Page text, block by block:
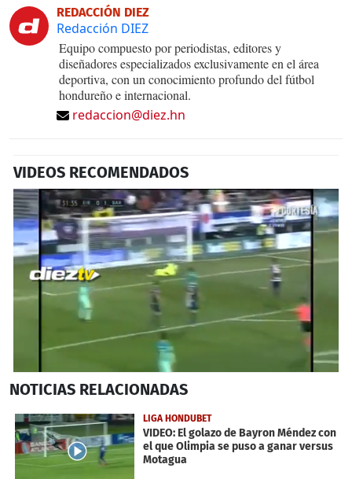
REDACCIÓN DIEZ
Redacción DIEZ
Equipo compuesto por periodistas, editores y
diseñadores especializados exclusivamente en el área
deportiva, con un conocimiento profundo del fútbol
hondureño e internacional.
redaccion@diez.hn
VIDEOS RECOMENDADOS
seconds
31
seconds
NOTICIAS RELACIONADAS
LIGA HONDUBET
VIDEO: El golazo de Bayron Méndez con
el que Olimpia se puso a ganar versus
Motagua